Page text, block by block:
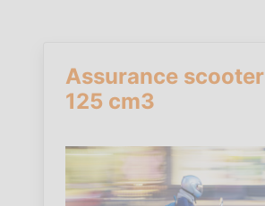
Assurance scooter
125 cm3